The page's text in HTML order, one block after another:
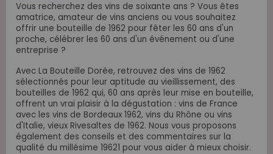
Vous recherchez des vins de soixante ans ? Vous êtes
amatrice, amateur de vins anciens ou vous souhaitez
offrir une bouteille de 1962 pour fêter les 60 ans d'un
proche, célébrer les 60 ans d'un événement ou d'une
entreprise ?
Avec La Bouteille Dorée, retrouvez des vins de 1962
sélectionnés pour leur aptitude au vieillissement, des
bouteilles de 1962 qui, 60 ans après leur mise en bouteille,
offrent un vrai plaisir à la dégustation : vins de France
avec les vins de Bordeaux 1962, vins du Rhône ou vins
d'Italie, vieux Rivesaltes de 1962. Nous vous proposons
également des conseils et des commentaires sur la
qualité du millésime 19621 pour vous aider à mieux choisir.